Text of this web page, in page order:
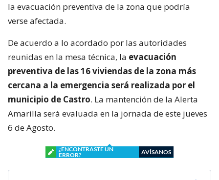
la evacuación preventiva de la zona que podría
verse afectada.
De acuerdo a lo acordado por las autoridades
reunidas en la mesa técnica, la evacuación
preventiva de las 16 viviendas de la zona más
cercana a la emergencia será realizada por el
municipio de Castro. La mantención de la Alerta
Amarilla será evaluada en la jornada de este jueves
6 de Agosto.
¿ENCONTRASTE UN
ERROR?
AVÍSANOS